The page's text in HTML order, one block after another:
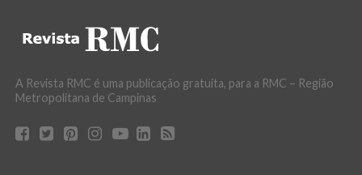
A Revista RMC é uma publicação gratuita, para a RMC – Região
Metropolitana de Campinas